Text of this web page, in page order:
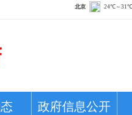
政府信息公开